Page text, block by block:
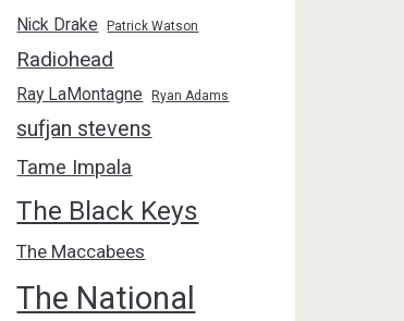
Nick Drake Patrick Watson
Radiohead
Ray LaMontagne Ryan Adams
sufjan stevens
Tame Impala
The Black Keys
The Maccabees
The National